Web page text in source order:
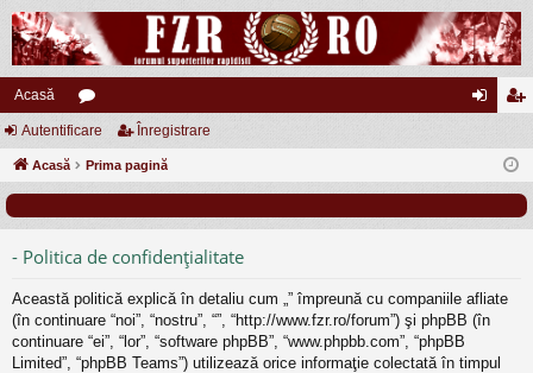
Acasă
or
u eg
Autentificare Înregistrare
Acasă Prima pagină
- Politica de confidenţialitate
Această politică explică în detaliu cum „” împreună cu companiile afliate
(în continuare “noi”, “nostru”, “”, “http://www.fzr.ro/forum”) şi phpBB (în
continuare “ei”, “lor”, “software phpBB”, “www.phpbb.com”, “phpBB
Limited”, “phpBB Teams”) utilizează orice informaţie colectată în timpul